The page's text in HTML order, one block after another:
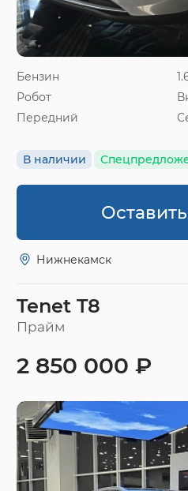
Бензин
Робот
Передний
В наличии
Нижнекамск
Tenet T8
Прайм
2 850 000 ₽